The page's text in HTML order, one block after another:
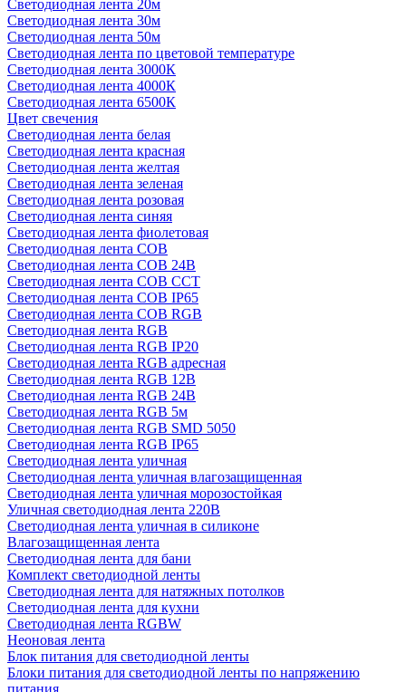
Светодиодная лента 20м
Светодиодная лента 30м
Светодиодная лента 50м
Светодиодная лента по цветовой температуре
Светодиодная лента 3000К
Светодиодная лента 4000К
Светодиодная лента 6500К
Цвет свечения
Светодиодная лента белая
Светодиодная лента красная
Светодиодная лента желтая
Светодиодная лента зеленая
Светодиодная лента розовая
Светодиодная лента синяя
Светодиодная лента фиолетовая
Светодиодная лента COB
Светодиодная лента COB 24В
Светодиодная лента COB CCT
Светодиодная лента COB IP65
Светодиодная лента COB RGB
Светодиодная лента RGB
Светодиодная лента RGB IP20
Светодиодная лента RGB адресная
Светодиодная лента RGB 12В
Светодиодная лента RGB 24В
Светодиодная лента RGB 5м
Светодиодная лента RGB SMD 5050
Светодиодная лента RGB IP65
Светодиодная лента уличная
Светодиодная лента уличная влагозащищенная
Светодиодная лента уличная морозостойкая
Уличная светодиодная лента 220В
Светодиодная лента уличная в силиконе
Влагозащищенная лента
Светодиодная лента для бани
Комплект светодиодной ленты
Светодиодная лента для натяжных потолков
Светодиодная лента для кухни
Светодиодная лента RGBW
Неоновая лента
Блок питания для светодиодной ленты
Блоки питания для светодиодной ленты по напряжению
питания